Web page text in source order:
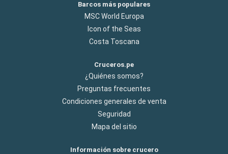
Barcos más populares
MSC World Europa
Icon of the Seas
Costa Toscana
Cruceros.pe
¿Quiénes somos?
Preguntas frecuentes
Condiciones generales de venta
Seguridad
Mapa del sitio
Información sobre crucero